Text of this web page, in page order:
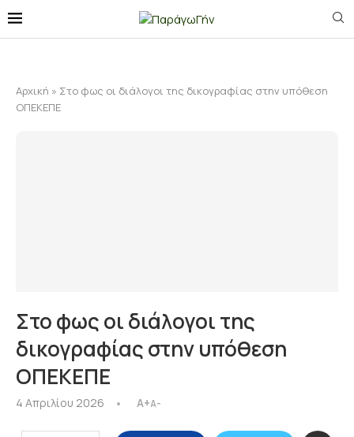
Αρχική » Στο φως οι διάλογοι της δικογραφίας στην υπόθεση
ΟΠΕΚΕΠΕ
Στο φως οι διάλογοι της
δικογραφίας στην υπόθεση
ΟΠΕΚΕΠΕ
4 Απριλίου 2026 A+A-